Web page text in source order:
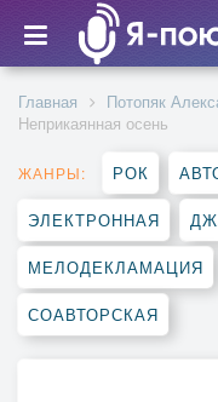
Главная Потопяк
Неприкаянная осень
ЖАНРЫ: РОК
ЭЛЕКТРОННАЯ
МЕЛОДЕКЛАМАЦИЯ
СОАВТОРСКАЯ